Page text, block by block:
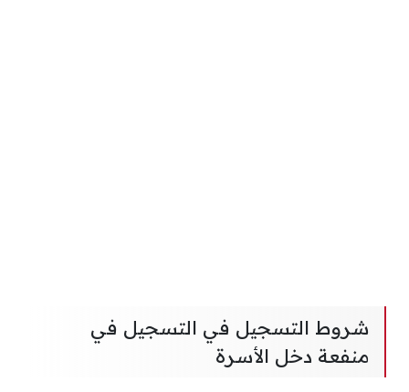
شروط التسجيل في التسجيل في
منفعة دخل الأسرة